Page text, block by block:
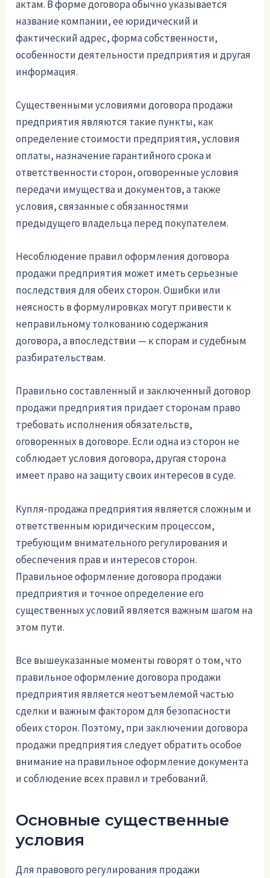
актам. В форме договора обычно указывается
название компании, ее юридический и
фактический адрес, форма собственности,
особенности деятельности предприятия и другая
информация.
Существенными условиями договора продажи
предприятия являются такие пункты, как
определение стоимости предприятия, условия
оплаты, назначение гарантийного срока и
ответственности сторон, оговоренные условия
передачи имущества и документов, а также
условия, связанные с обязанностями
предыдущего владельца перед покупателем.
Несоблюдение правил оформления договора
продажи предприятия может иметь серьезные
последствия для обеих сторон. Ошибки или
неясность в формулировках могут привести к
неправильному толкованию содержания
договора, а впоследствии — к спорам и судебным
разбирательствам.
Правильно составленный и заключенный договор
продажи предприятия придает сторонам право
требовать исполнения обязательств,
оговоренных в договоре. Если одна из сторон не
соблюдает условия договора, другая сторона
имеет право на защиту своих интересов в суде.
Купля-продажа предприятия является сложным и
ответственным юридическим процессом,
требующим внимательного регулирования и
обеспечения прав и интересов сторон.
Правильное оформление договора продажи
предприятия и точное определение его
существенных условий является важным шагом на
этом пути.
Все вышеуказанные моменты говорят о том, что
правильное оформление договора продажи
предприятия является неотъемлемой частью
сделки и важным фактором для безопасности
обеих сторон. Поэтому, при заключении договора
продажи предприятия следует обратить особое
внимание на правильное оформление документа
и соблюдение всех правил и требований.
Основные существенные
условия
Для правового регулирования продажи